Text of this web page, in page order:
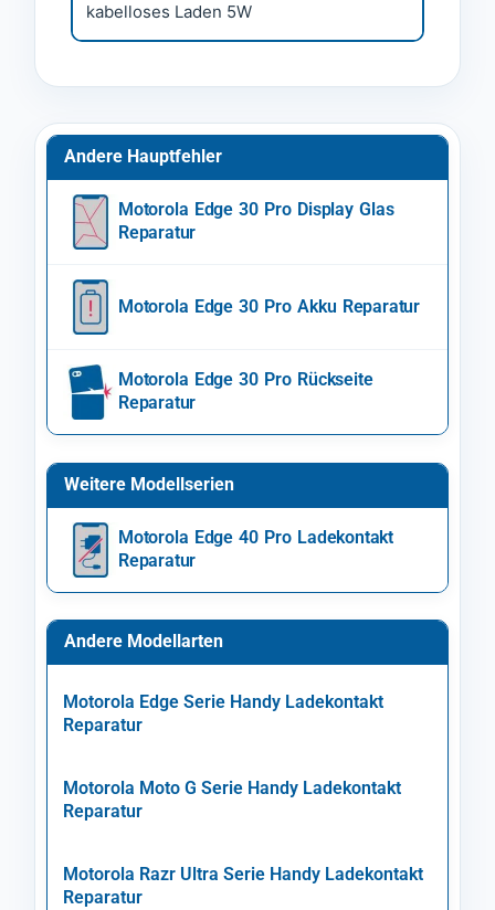
kabelloses Laden 5W
Andere Hauptfehler
Motorola Edge 30 Pro Display Glas
Reparatur
Motorola Edge 30 Pro Akku Reparatur
Motorola Edge 30 Pro Rückseite
Reparatur
Weitere Modellserien
Motorola Edge 40 Pro Ladekontakt
Reparatur
Andere Modellarten
Motorola Edge Serie Handy Ladekontakt
Reparatur
Motorola Moto G Serie Handy Ladekontakt
Reparatur
Motorola Razr Ultra Serie Handy Ladekontakt
Reparatur